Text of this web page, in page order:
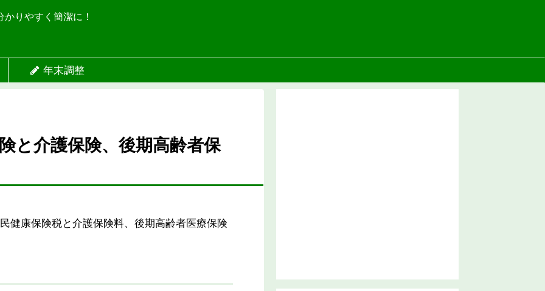
りやすく簡潔に！
年末調整
と介護保険、後期高齢者保
健康保険税と介護保険料、後期高齢者医療保険